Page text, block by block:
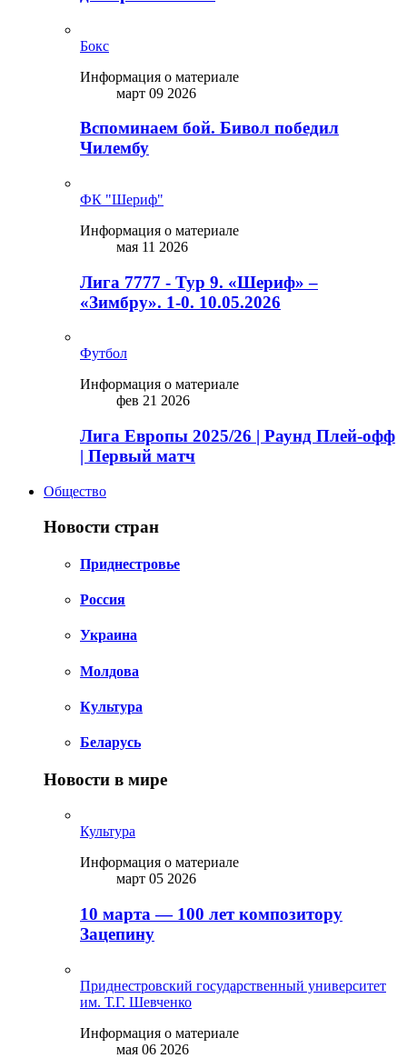
Бокс
Информация о материале
март 09 2026
Вспоминаем бой. Бивол победил
Чилембу
ФК "Шериф"
Информация о материале
мая 11 2026
Лига 7777 - Тур 9. «Шериф» –
«Зимбру». 1-0. 10.05.2026
Футбол
Информация о материале
фев 21 2026
Лига Европы 2025/26 | Раунд Плей-офф
| Первый матч
Общество
Новости стран
Приднестровье
Россия
Украина
Молдова
Культура
Беларусь
Новости в мире
Культура
Информация о материале
март 05 2026
10 марта — 100 лет композитору
Зацепину
Приднестровский государственный университет
им. Т.Г. Шевченко
Информация о материале
мая 06 2026